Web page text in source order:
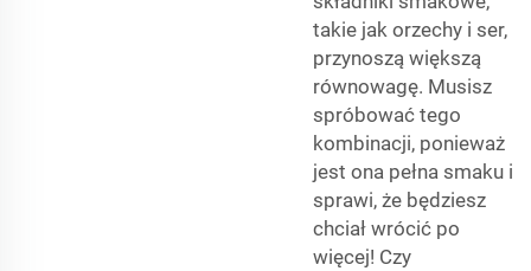
takie jak orzechy i ser,
przynoszą większą
równowagę. Musisz
spróbować tego
kombinacji, ponieważ
jest ona pełna smaku i
sprawi, że będziesz
chciał wrócić po
więcej! Czy